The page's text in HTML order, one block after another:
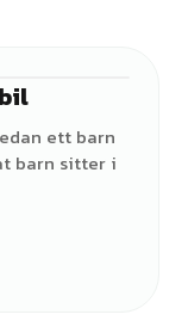
ett barn
barn sitter i